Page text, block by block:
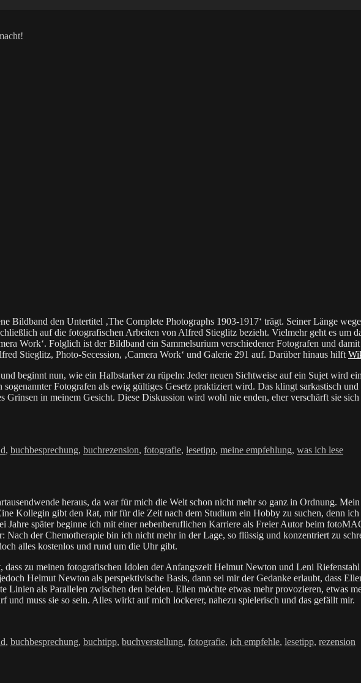
Bildband den Untertitel ‚The Complete Photographs 1903-1917‘ trägt. Seiner Länge
auf die fotografischen Arbeiten von Alfred Stieglitz bezieht. Vielmehr geht es um
Work‘. Folglich ist der Bildband ein Sammelsurium verschiedener Fotografen und
Stieglitz, Photo-Secession, ‚Camera Work‘ und Galerie 291 auf. Darüber hinaus hilft
beginnt nun, wie ein Halbstarker zu rüpeln: Jeder neuen Sichtweise auf ein Sujet wird
Fotografen als ewig gültiges Gesetz praktiziert wird. Das klingt sarkastisch
Grinsen in meinem Gesicht. Diese Diskussion wird wohl nie enden, eher verschärft sie
, buchbesprechung, buchrezension, fotografie, lesetipp, meine empfehlung, was ich lese
heraus, da war für mich die Welt schon nicht mehr so ganz in Ordnung.
Kollegin gibt den Rat, mir für die Zeit nach dem Studium ein Hobby zu suchen, denn
Jahre später beginne ich mit einer nebenberuflichen Karriere als Freier Autor beim
der Chemotherapie bin ich nicht mehr in der Lage, so flüssig und konzentriert zu
alles kostenlos und rund um die Uhr gibt.
zu meinen fotografischen Idolen der Anfangszeit Helmut Newton und Leni
Helmut Newton als perspektivische Basis, dann sei mir der Gedanke erlaubt, dass
Linien als Parallelen zwischen den beiden. Ellen möchte etwas mehr provozieren, etwas
und muss sie so sein. Alles wirkt auf mich lockerer, nahezu spielerisch und das gefällt mir.
, buchbesprechung, buchtipp, buchverstellung, fotografie, ich empfehle, lesetipp, rezension